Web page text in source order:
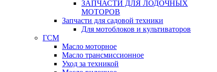
ЗАПЧАСТИ ДЛЯ ЛОДОЧНЫХ
МОТОРОВ
Запчасти для садовой техники
Для мотоблоков и культиваторов
ГСМ
Масло моторное
Масло трансмиссионное
Уход за техникой